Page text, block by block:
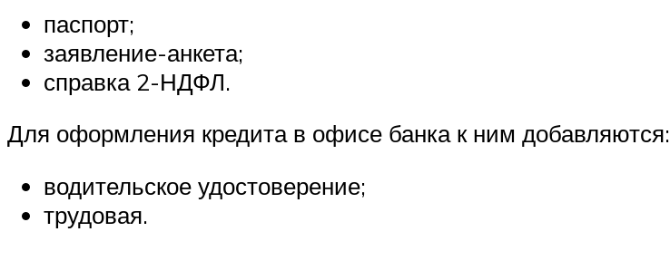
паспорт;
заявление-анкета;
справка 2-НДФЛ.
Для оформления кредита в офисе банка к ним добавляются:
водительское удостоверение;
трудовая.